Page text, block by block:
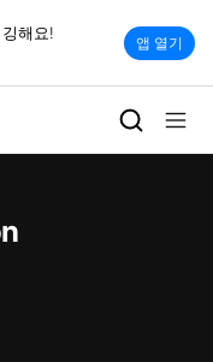
해요!
앱 열기